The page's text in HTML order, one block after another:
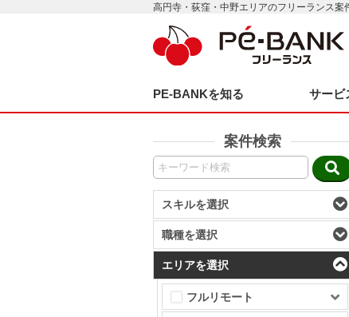
高円寺・荻窪・中野エリアのフリーランス案
PE-BANKを知る サービ
案件検索
スキルを選択
職種を選択
エリアを選択
フルリモート